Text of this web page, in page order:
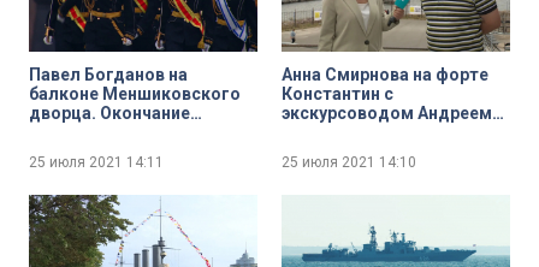
Павел Богданов на
балконе Меншиковского
дворца. Окончание
25 июля 2021 14:11
Анна Смирнова на форте
Константин с
экскурсоводом Андреем
25 июля 2021 14:10